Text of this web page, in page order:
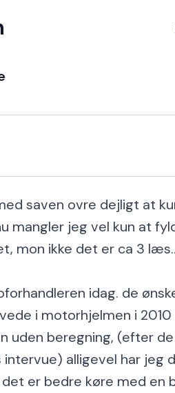
saven ovre dejligt at
mangler jeg vel kun at
mon ikke det er ca 3
idag. de
i motorhjelmen i
uden beregning, (efter
alligevel har jeg
er bedre køre med en